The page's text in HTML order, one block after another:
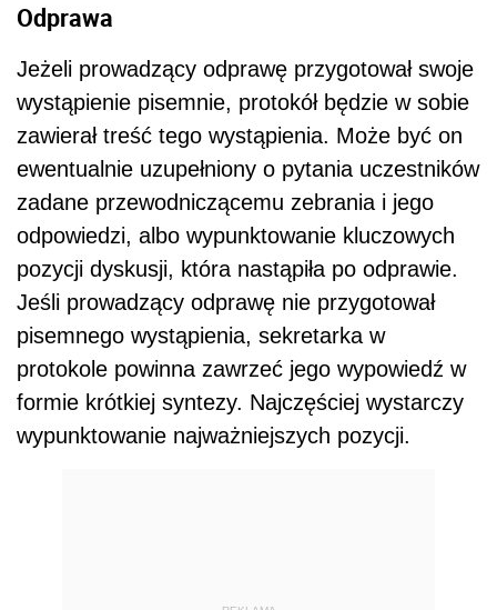
Odprawa
Jeżeli prowadzący odprawę przygotował swoje
wystąpienie pisemnie, protokół będzie w sobie
zawierał treść tego wystąpienia. Może być on
ewentualnie uzupełniony o pytania uczestników
zadane przewodniczącemu zebrania i jego
odpowiedzi, albo wypunktowanie kluczowych
pozycji dyskusji, która nastąpiła po odprawie.
Jeśli prowadzący odprawę nie przygotował
pisemnego wystąpienia, sekretarka w
protokole powinna zawrzeć jego wypowiedź w
formie krótkiej syntezy. Najczęściej wystarczy
wypunktowanie najważniejszych pozycji.